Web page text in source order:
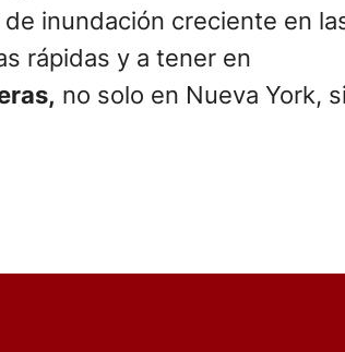
inundación creciente en
rápidas y a tener en
no solo en Nueva York,